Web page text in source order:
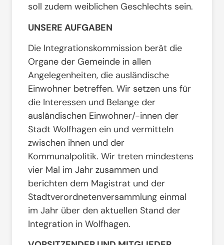
soll zudem weiblichen Geschlechts sein.
UNSERE AUFGABEN
Die Integrationskommission berät die
Organe der Gemeinde in allen
Angelegenheiten, die ausländische
Einwohner betreffen. Wir setzen uns für
die Interessen und Belange der
ausländischen Einwohner/-innen der
Stadt Wolfhagen ein und vermitteln
zwischen ihnen und der
Kommunalpolitik. Wir treten mindestens
vier Mal im Jahr zusammen und
berichten dem Magistrat und der
Stadtverordnetenversammlung einmal
im Jahr über den aktuellen Stand der
Integration in Wolfhagen.